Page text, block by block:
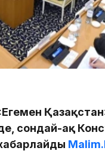
сондай-ақ